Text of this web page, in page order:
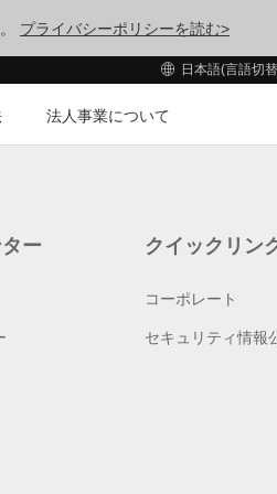
プライバシーポリシーを読む>
日本語(言語切
法人事業について
ー クイックリン
コーポレート
セキュリティ情報